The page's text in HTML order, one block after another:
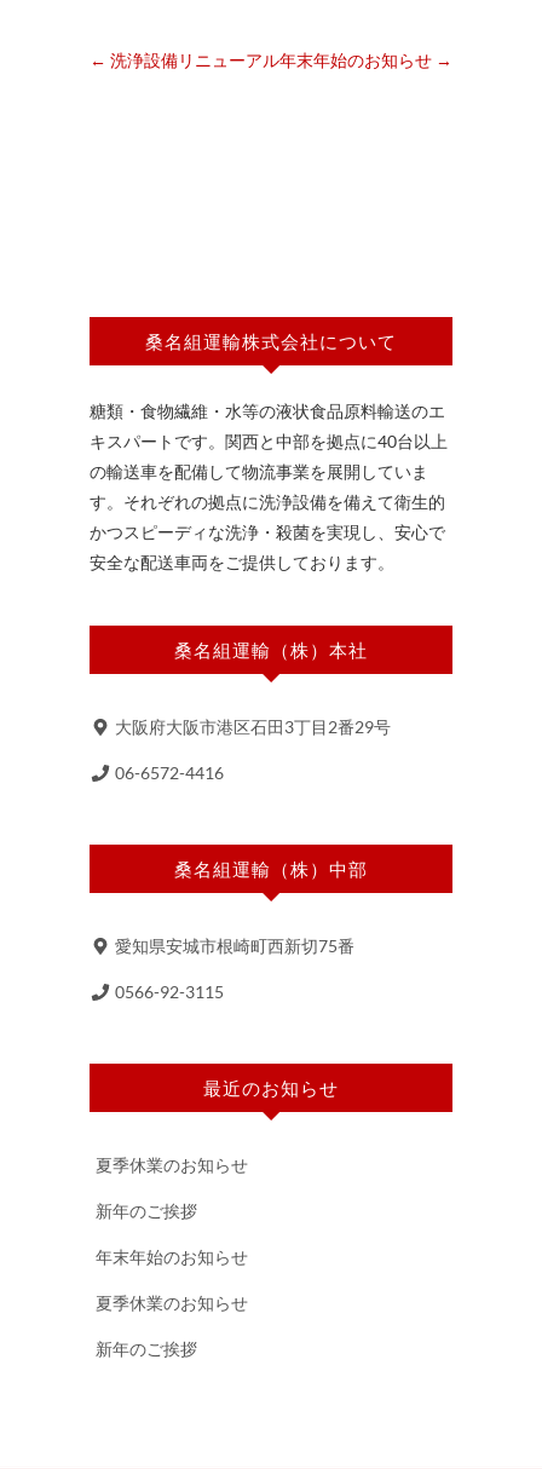
← 洗浄設備リニューアル年末年始のお知らせ →
桑名組運輸株式会社について
糖類・食物繊維・水等の液状食品原料輸送のエ
キスパートです。関西と中部を拠点に40台以上
の輸送車を配備して物流事業を展開していま
す。それぞれの拠点に洗浄設備を備えて衛生的
かつスピーディな洗浄・殺菌を実現し、安心で
安全な配送車両をご提供しております。
桑名組運輸（株）本社
大阪府大阪市港区石田3丁目2番29号
06-6572-4416
桑名組運輸（株）中部
愛知県安城市根崎町西新切75番
0566-92-3115
最近のお知らせ
夏季休業のお知らせ
新年のご挨拶
年末年始のお知らせ
夏季休業のお知らせ
新年のご挨拶